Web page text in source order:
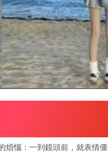
惱：一到鏡頭前，就表情